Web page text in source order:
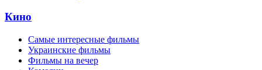
Кино
Самые интересные фильмы
Украинские фильмы
Фильмы на вечер